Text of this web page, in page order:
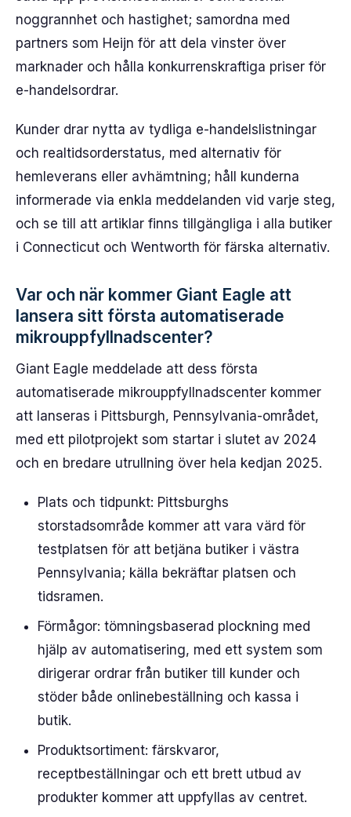
noggrannhet och hastighet; samordna med
partners som Heijn för att dela vinster över
marknader och hålla konkurrenskraftiga priser för
e-handelsordrar.
Kunder drar nytta av tydliga e-handelslistningar
och realtidsorderstatus, med alternativ för
hemleverans eller avhämtning; håll kunderna
informerade via enkla meddelanden vid varje steg,
och se till att artiklar finns tillgängliga i alla butiker
i Connecticut och Wentworth för färska alternativ.
Var och när kommer Giant Eagle att
lansera sitt första automatiserade
mikrouppfyllnadscenter?
Giant Eagle meddelade att dess första
automatiserade mikrouppfyllnadscenter kommer
att lanseras i Pittsburgh, Pennsylvania-området,
med ett pilotprojekt som startar i slutet av 2024
och en bredare utrullning över hela kedjan 2025.
Plats och tidpunkt: Pittsburghs
storstadsområde kommer att vara värd för
testplatsen för att betjäna butiker i västra
Pennsylvania; källa bekräftar platsen och
tidsramen.
Förmågor: tömningsbaserad plockning med
hjälp av automatisering, med ett system som
dirigerar ordrar från butiker till kunder och
stöder både onlinebeställning och kassa i
butik.
Produktsortiment: färskvaror,
receptbeställningar och ett brett utbud av
produkter kommer att uppfyllas av centret.